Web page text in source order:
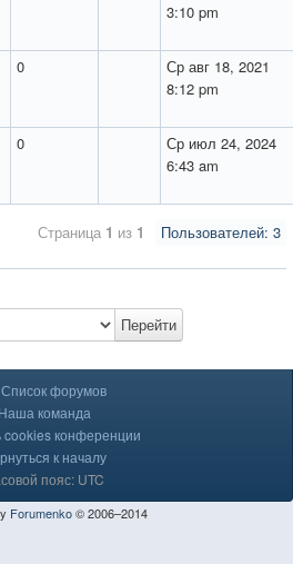
3:10 pm
0
Ср авг 18, 2021
8:12 pm
0
Ср июл 24, 2024
6:43 am
Пользователей: 3
Страница 1 из 1
Перейти
Список форумов
Наша команда
cookies конференции
к началу
пояс: UTC
Forumenko© 2006–2014